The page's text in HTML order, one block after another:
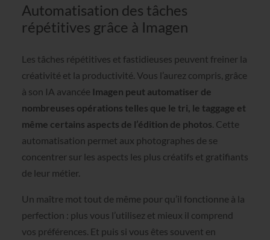
Automatisation des tâches
répétitives grâce à Imagen
Les tâches répétitives et fastidieuses peuvent freiner la
créativité et la productivité. Vous l’aurez compris, grâce
à son IA avancée Imagen peut automatiser de
nombreuses opérations telles que le tri, le taggage et
même certains aspects de l’édition de photos . Cette
automatisation permet aux photographes de se
concentrer sur les aspects les plus créatifs et gratifiants
de leur métier.
Un maître mot tout de même pour qu’il fonctionne à la
perfection : plus vous l’utilisez et mieux il comprend
vos préférences. Et puis si vous êtes souvent en